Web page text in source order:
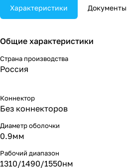
Характеристики Документы
Общие характеристики
Страна производства
Россия
Коннектор
Без коннекторов
Диаметр оболочки
0.9мм
Рабочий диапазон
1310/1490/1550нм